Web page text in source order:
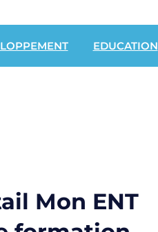
EDUCATION
Mon ENT